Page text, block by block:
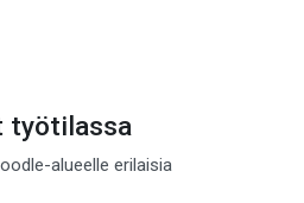
työtilassa
alueelle erilaisia